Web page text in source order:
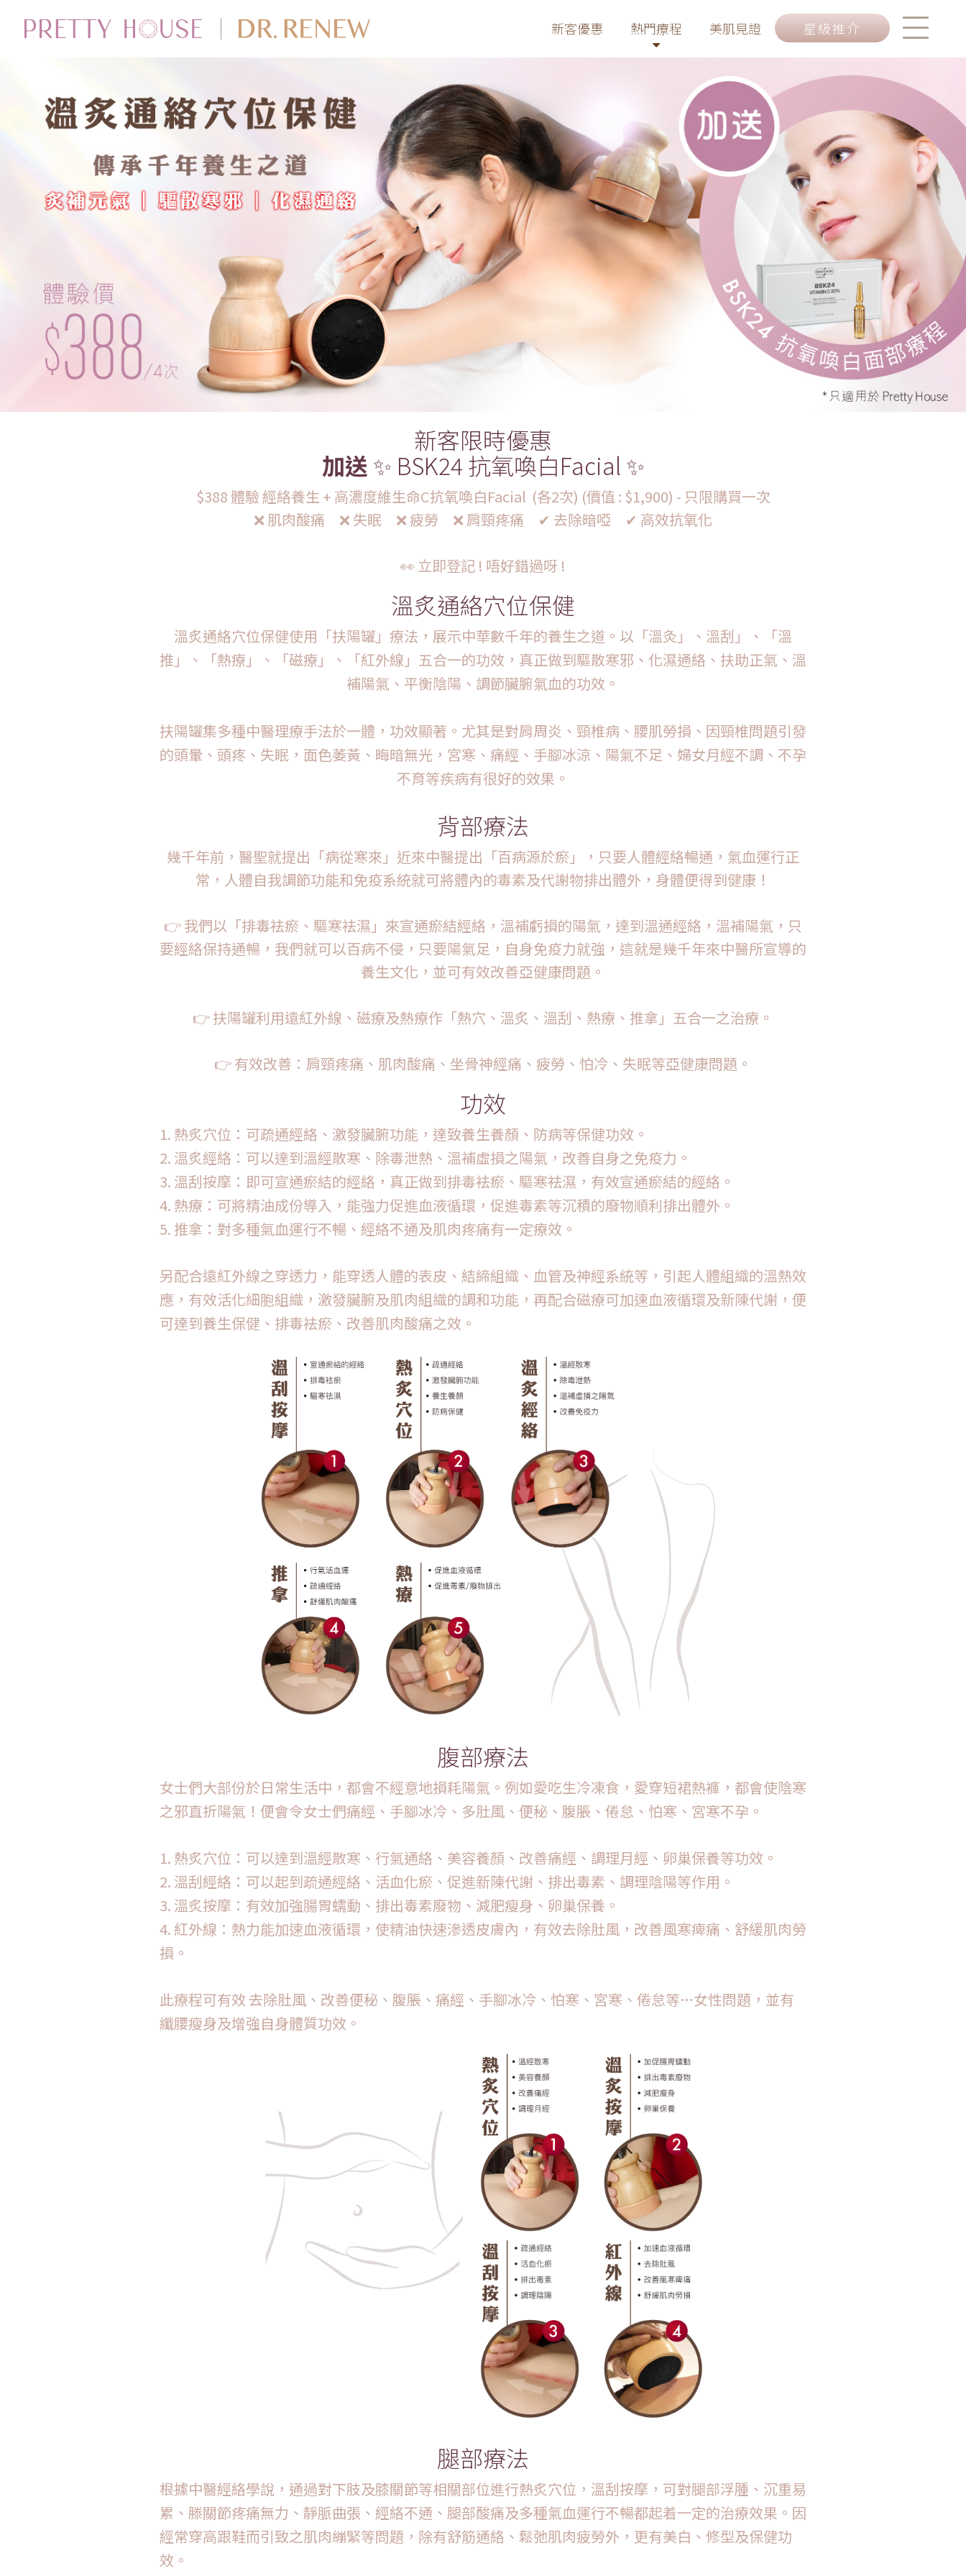
新客優惠 熱門療程 美肌見證 星級推介
新客限時優惠
加送✨ BSK24 抗氧喚白Facial ✨
$388 體驗 經絡養生 + 高濃度維生命C抗氧喚白Facial (各2次) (價值 : $1,900) - 只限購買一次
❌ 肌肉酸痛 ❌ 失眠 ❌ 疲勞 ❌ 肩頸疼痛 ✔ 去除暗啞 ✔ 高效抗氧化
👀 立即登記 ! 唔好錯過呀 !
溫炙通絡穴位保健
溫炙通絡穴位保健使用「扶陽罐」療法，展示中華數千年的養生之道。以「溫灸」、溫刮」、「溫
推」、「熱療」、「磁療」、「紅外線」五合一的功效，真正做到驅散寒邪、化濕通絡、扶助正氣、溫
補陽氣、平衡陰陽、調節臟腑氣血的功效。
扶陽罐集多種中醫理療手法於一體，功效顯著。尤其是對肩周炎、頸椎病、腰肌勞損、因頸椎問題引發
的頭暈、頭疼、失眠，面色萎黃、晦暗無光，宮寒、痛經、手腳冰涼、陽氣不足、婦女月經不調、不孕
不育等疾病有很好的效果。
背部療法
幾千年前，醫聖就提出「病從寒來」近來中醫提出「百病源於瘀」，只要人體經絡暢通，氣血運行正
常，人體自我調節功能和免疫系統就可將體內的毒素及代謝物排出體外，身體便得到健康！
👉 我們以「排毒袪瘀、驅寒袪濕」來宣通瘀結經絡，溫補虧損的陽氣，達到溫通經絡，溫補陽氣，只
要經絡保持通暢，我們就可以百病不侵，只要陽氣足，自身免疫力就強，這就是幾千年來中醫所宣導的
養生文化，並可有效改善亞健康問題。
👉 扶陽罐利用遠紅外線、磁療及熱療作「熱穴、溫炙、溫刮、熱療、推拿」五合一之治療。
👉 有效改善：肩頸疼痛、肌肉酸痛、坐骨神經痛、疲勞、怕冷、失眠等亞健康問題。
功效
1. 熱炙穴位：可疏通經絡、激發臟腑功能，達致養生養顏、防病等保健功效。
2. 溫炙經絡：可以達到溫經散寒、除毒泄熱、溫補虛損之陽氣，改善自身之免疫力。
3. 溫刮按摩：即可宣通瘀結的經絡，真正做到排毒袪瘀、驅寒祛濕，有效宣通瘀結的經絡。
4. 熱療：可將精油成份導入，能強力促進血液循環，促進毒素等沉積的廢物順利排出體外。
5. 推拿：對多種氣血運行不暢、經絡不通及肌肉疼痛有一定療效。
另配合遠紅外線之穿透力，能穿透人體的表皮、結締組織、血管及神經系統等，引起人體組織的溫熱效
應，有效活化細胞組織，激發臟腑及肌肉組織的調和功能，再配合磁療可加速血液循環及新陳代謝，便
可達到養生保健、排毒袪瘀、改善肌肉酸痛之效。
腹部療法
女士們大部份於日常生活中，都會不經意地損耗陽氣。例如愛吃生冷凍食，愛穿短裙熱褲，都會使陰寒
之邪直折陽氣！便會令女士們痛經、手腳冰冷、多肚風、便秘、腹脹、倦怠、怕寒、宮寒不孕。
1. 熱炙穴位：可以達到溫經散寒、行氣通絡、美容養顏、改善痛經、調理月經、卵巢保養等功效。
2. 溫刮經絡：可以起到疏通經絡、活血化瘀、促進新陳代謝、排出毒素、調理陰陽等作用。
3. 溫炙按摩：有效加強腸胃蠕動、排出毒素廢物、減肥瘦身、卵巢保養。
4. 紅外線：熱力能加速血液循環，使精油快速滲透皮膚內，有效去除肚風，改善風寒痺痛、舒緩肌肉勞
損。
此療程可有效 去除肚風、改善便秘、腹脹、痛經、手腳冰冷、怕寒、宮寒、 倦怠等…女性問題，並有
纖腰瘦身及增強自身體質功效。
腿部療法
根據中醫經絡學說，通過對下肢及膝關節等相關部位進行熱炙穴位，溫刮按摩，可對腿部浮腫、沉重易
累、滕關節疼痛無力、靜脈曲張、經絡不通、腿部酸痛及多種氣血運行不暢都起着一定的治療效果。因
經常穿高跟鞋而引致之肌肉繃緊等問題，除有舒筋通絡、鬆弛肌肉疲勞外，更有美白、修型及保健功
效。